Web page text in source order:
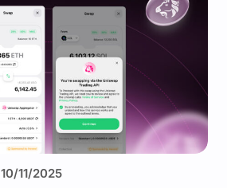
10/11/2025